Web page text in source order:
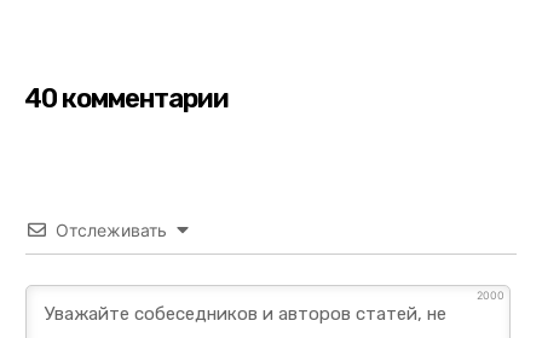
40 комментарии
Отслеживать
2000